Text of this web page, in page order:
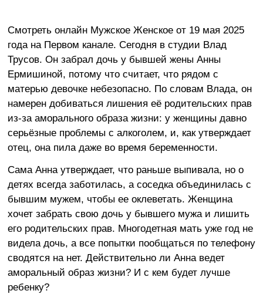
Смотреть онлайн Мужское Женское от 19 мая 2025
года на Первом канале. Сегодня в студии Влад
Трусов. Он забрал дочь у бывшей жены Анны
Ермишиной, потому что считает, что рядом с
матерью девочке небезопасно. По словам Влада, он
намерен добиваться лишения её родительских прав
из-за аморального образа жизни: у женщины давно
серьёзные проблемы с алкоголем, и, как утверждает
отец, она пила даже во время беременности.
Сама Анна утверждает, что раньше выпивала, но о
детях всегда заботилась, а соседка объединилась с
бывшим мужем, чтобы ее оклеветать. Женщина
хочет забрать свою дочь у бывшего мужа и лишить
его родительских прав. Многодетная мать уже год не
видела дочь, а все попытки пообщаться по телефону
сводятся на нет. Действительно ли Анна ведет
аморальный образ жизни? И с кем будет лучше
ребенку?